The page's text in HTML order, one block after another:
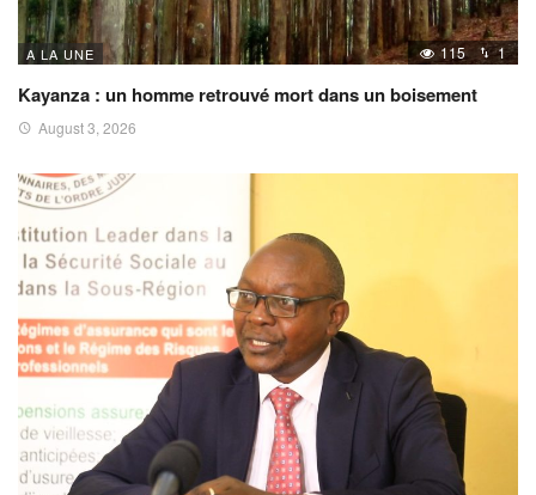
A LA UNE 115 1
Kayanza : un homme retrouvé mort dans un boisement
August 3, 2026